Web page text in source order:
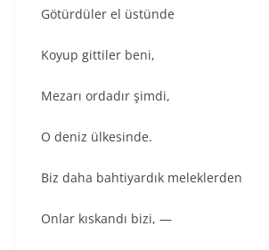
Götürdüler el üstünde
Koyup gittiler beni,
Mezarı ordadır şimdi,
O deniz ülkesinde.
Biz daha bahtiyardık meleklerden
Onlar kıskandı bizi, —